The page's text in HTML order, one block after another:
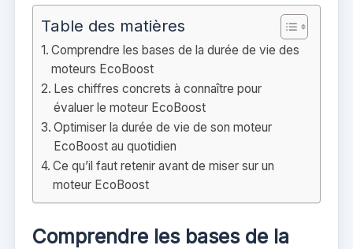
Table des matières
Comprendre les bases de la durée de vie des
moteurs EcoBoost
Les chiffres concrets à connaître pour
évaluer le moteur EcoBoost
Optimiser la durée de vie de son moteur
EcoBoost au quotidien
Ce qu’il faut retenir avant de miser sur un
moteur EcoBoost
Comprendre les bases de la